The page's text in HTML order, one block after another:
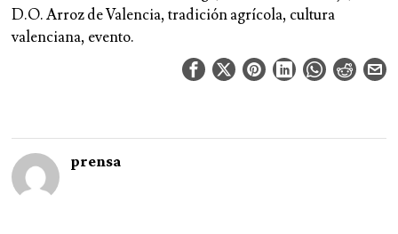
D.O. Arroz de Valencia, tradición agrícola, cultura
valenciana, evento.
prensa